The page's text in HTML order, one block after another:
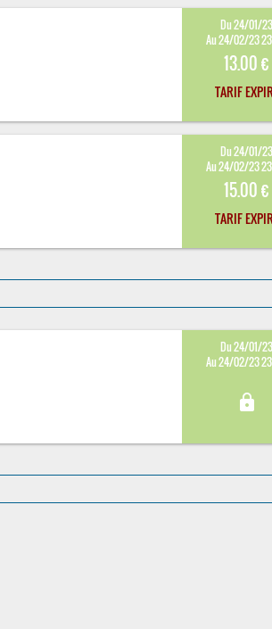
Du 24/01/23
Au 24/02/23
13.00 €
TARIF
Du 24/01/23
Au 24/02/23
15.00 €
TARIF
Du 24/01/23
Au 24/02/23
lock